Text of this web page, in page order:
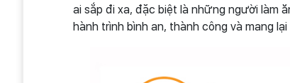
ai sắp đi xa, đặc biệt là những người làm
hành trình bình an, thành công và mang